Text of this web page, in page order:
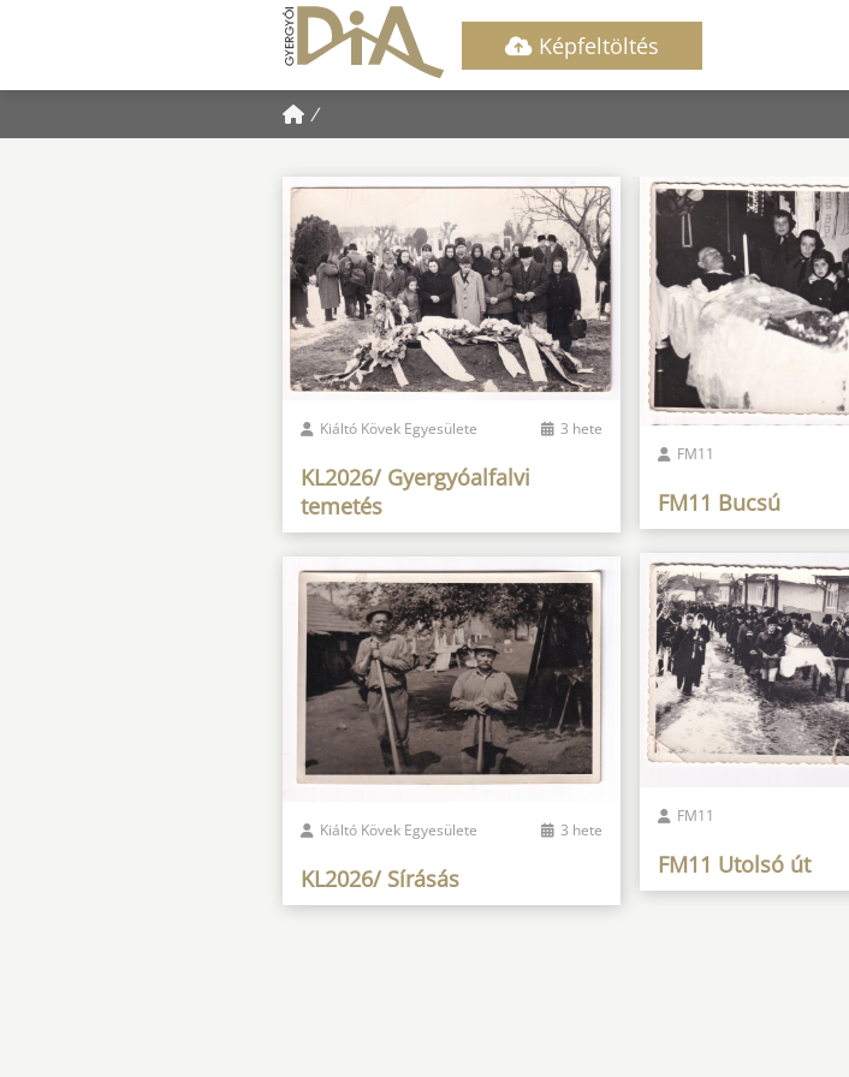
Képfeltöltés
/
Kiáltó Kövek Egyesülete 3 hete
KL2026/ Gyergyóalfalvi
temetés
Kiáltó Kövek Egyesülete 3 hete
KL2026/ Sírásás
FM11
FM11 Bucsú
FM11
FM11 Utolsó út